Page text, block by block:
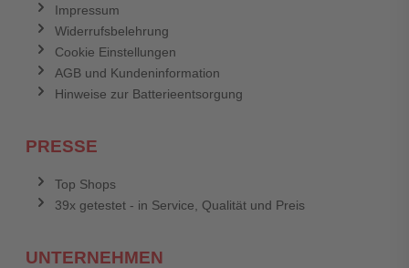
Impressum
Widerrufsbelehrung
Cookie Einstellungen
AGB und Kundeninformation
Hinweise zur Batterieentsorgung
PRESSE
Top Shops
39x getestet - in Service, Qualität und Preis
UNTERNEHMEN